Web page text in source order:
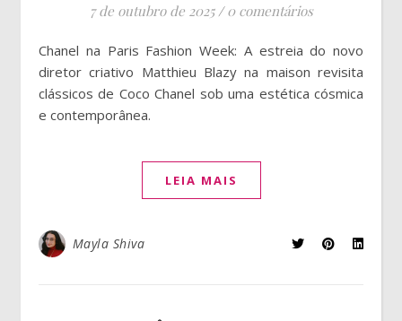
7 de outubro de 2025 / 0 comentários
Chanel na Paris Fashion Week: A estreia do novo
diretor criativo Matthieu Blazy na maison revisita
clássicos de Coco Chanel sob uma estética cósmica
e contemporânea.
LEIA MAIS
Mayla Shiva